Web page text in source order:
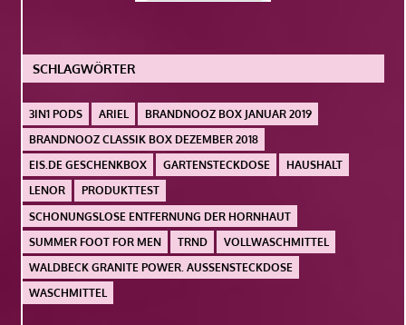
SCHLAGWÖRTER
3IN1 PODS ARIEL
BRANDNOOZ BOX JANUAR 2019
BRANDNOOZ CLASSIK BOX DEZEMBER 2018
EIS.DE GESCHENKBOX
GARTENSTECKDOSE
HAUSHALT
LENOR
PRODUKTTEST
SCHONUNGSLOSE ENTFERNUNG DER HORNHAUT
SUMMER FOOT FOR MEN
TRND
VOLLWASCHMITTEL
WALDBECK GRANITE POWER. AUSSENSTECKDOSE
WASCHMITTEL